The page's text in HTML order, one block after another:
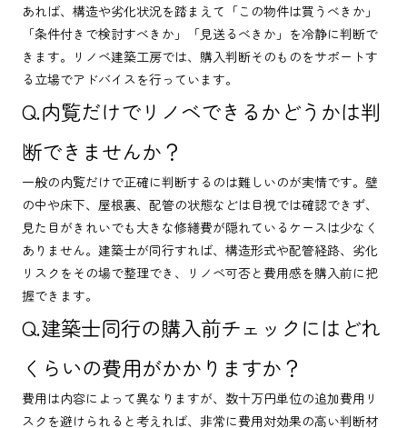
あれば、構造や劣化状況を踏まえて「この物件は買うべきか」
「条件付きで検討すべきか」「見送るべきか」を冷静に判断で
きます。リノベ建築工房では、購入判断そのものをサポートす
る立場でアドバイスを行っています。
Q.内覧だけでリノベできるかどうかは判
断できませんか？
一般の内覧だけで正確に判断するのは難しいのが実情です。壁
の中や床下、屋根裏、配管の状態などは目視では確認できず、
見た目がきれいでも大きな修繕費が隠れているケースは少なく
ありません。建築士が同行すれば、構造形式や配管経路、劣化
リスクをその場で整理でき、リノベ可否と費用感を購入前に把
握できます。
Q.建築士同行の購入前チェックにはどれ
くらいの費用がかかりますか？
費用は内容によって異なりますが、数十万円単位の追加費用リ
スクを避けられると考えれば、非常に費用対効果の高い判断材